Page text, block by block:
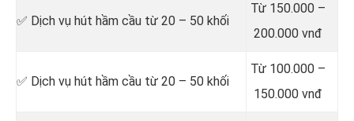
✅ Dịch vụ hút hầm cầu từ 20 – 50 khối
Từ 150.000 –
200.000 vnđ
✅ Dịch vụ hút hầm cầu từ 20 – 50 khối
Từ 100.000 –
150.000 vnđ